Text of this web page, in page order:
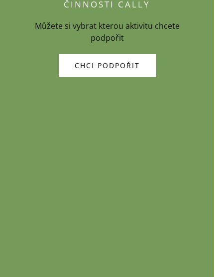
ČINNOSTI CALLY
Můžete si vybrat kterou aktivitu chcete
podpořit
CHCI PODPOŘIT